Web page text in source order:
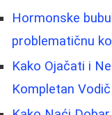
Hormonske
problematičnu
Kako Ojačati i
Kompletan Vodič